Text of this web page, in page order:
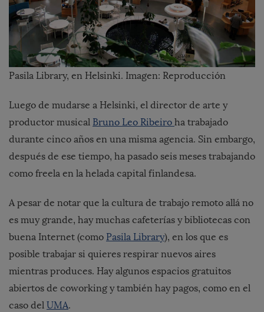
Pasila Library, en Helsinki. Imagen: Reproducción
Luego de mudarse a Helsinki, el director de arte y
productor musical Bruno Leo Ribeiro ha trabajado
durante cinco años en una misma agencia. Sin embargo,
después de ese tiempo, ha pasado seis meses trabajando
como freela en la helada capital finlandesa.
A pesar de notar que la cultura de trabajo remoto allá no
es muy grande, hay muchas cafeterías y bibliotecas con
buena Internet (como Pasila Library), en los que es
posible trabajar si quieres respirar nuevos aires
mientras produces. Hay algunos espacios gratuitos
abiertos de coworking y también hay pagos, como en el
caso del UMA.